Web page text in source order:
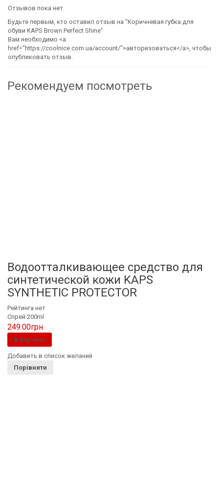
Отзывов пока нет.
Будьте первым, кто оставил отзыв на “Коричневая губка для
обуви KAPS Brown Perfect Shine”
Вам необходимо <a
href="https://coolnice.com.ua/account/">авторизоваться</a>, чтобы
опубликовать отзыв.
Рекомендуем посмотреть
Водоотталкивающее средство для
синтетической кожи KAPS
SYNTHETIC PROTECTOR
Рейтинга нет
Спрей 200ml
249.00грн.
В корзину
Добавить в список желаний
Порівняти